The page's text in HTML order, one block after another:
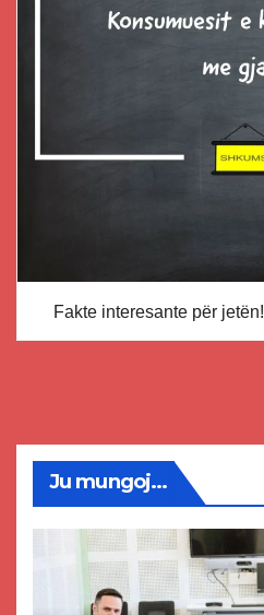
Fakte interesante për jetën!
Ju mungoj...